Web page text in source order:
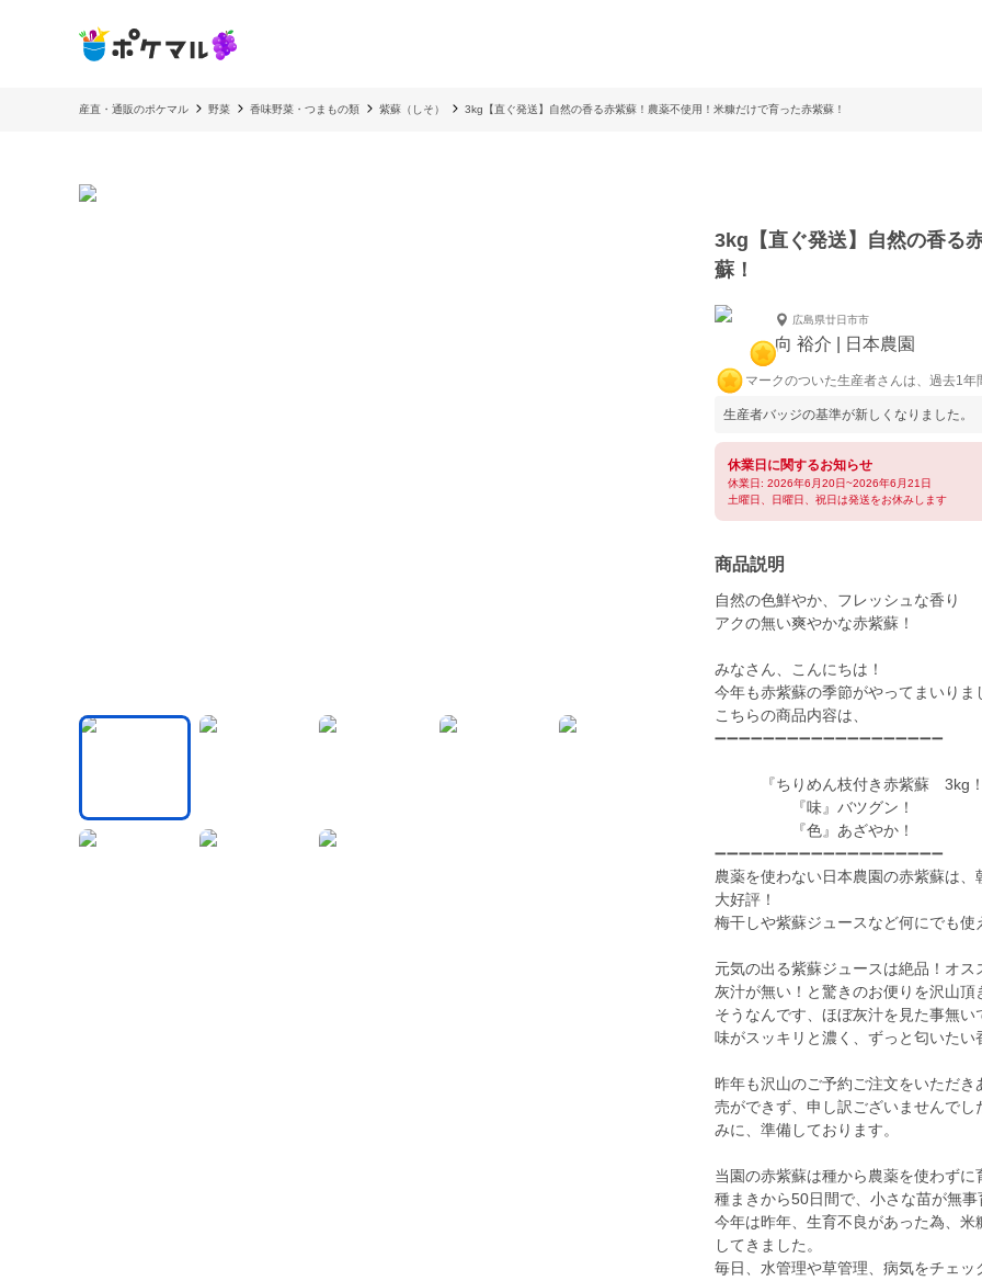
産直・通販のポケマル 野菜 香味野菜・つまもの類 紫蘇（しそ） 3kg【直ぐ発送】自然の香る赤紫蘇！農薬不使用！米糠だけで育った赤紫蘇！
3kg【直ぐ発送】自然の香る
蘇！
広島県廿日市市
向 裕介 | 日本農園
マークのついた生産者さんは、過去1年
生産者バッジの基準が新しくなりました。
休業日に関するお知らせ
休業日: 2026年6月20日~2026年6月21日
土曜日、日曜日、祝日は発送をお休みします
商品説明
自然の色鮮やか、フレッシュな香り
アクの無い爽やかな赤紫蘇！
みなさん、こんにちは！
今年も赤紫蘇の季節がやってまいりま
こちらの商品内容は、
➖➖➖➖➖➖➖➖➖➖➖➖➖➖➖➖➖➖➖
『ちりめん枝付き赤紫蘇 3kg！
『味』バツグン！
『色』あざやか！
➖➖➖➖➖➖➖➖➖➖➖➖➖➖➖➖➖➖➖
農薬を使わない日本農園の赤紫蘇は
大好評！
梅干しや紫蘇ジュースなど何にでも使
元気の出る紫蘇ジュースは絶品！オス
灰汁が無い！と驚きのお便りを沢山頂
そうなんです、ほぼ灰汁を見た事無い
味がスッキリと濃く、ずっと匂いたい
昨年も沢山のご予約ご注文をいただ
売ができず、申し訳ございませんで
みに、準備しております。
当園の赤紫蘇は種から農薬を使わずに
種まきから50日間で、小さな苗が無事
今年は昨年、生育不良があった為、
してきました。
毎日、水管理や草管理、病気をチェ